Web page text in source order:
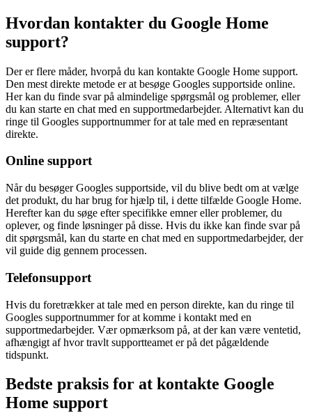
Hvordan kontakter du Google Home
support?
Der er flere måder, hvorpå du kan kontakte Google Home support.
Den mest direkte metode er at besøge Googles supportside online.
Her kan du finde svar på almindelige spørgsmål og problemer, eller
du kan starte en chat med en supportmedarbejder. Alternativt kan du
ringe til Googles supportnummer for at tale med en repræsentant
direkte.
Online support
Når du besøger Googles supportside, vil du blive bedt om at vælge
det produkt, du har brug for hjælp til, i dette tilfælde Google Home.
Herefter kan du søge efter specifikke emner eller problemer, du
oplever, og finde løsninger på disse. Hvis du ikke kan finde svar på
dit spørgsmål, kan du starte en chat med en supportmedarbejder, der
vil guide dig gennem processen.
Telefonsupport
Hvis du foretrækker at tale med en person direkte, kan du ringe til
Googles supportnummer for at komme i kontakt med en
supportmedarbejder. Vær opmærksom på, at der kan være ventetid,
afhængigt af hvor travlt supportteamet er på det pågældende
tidspunkt.
Bedste praksis for at kontakte Google
Home support